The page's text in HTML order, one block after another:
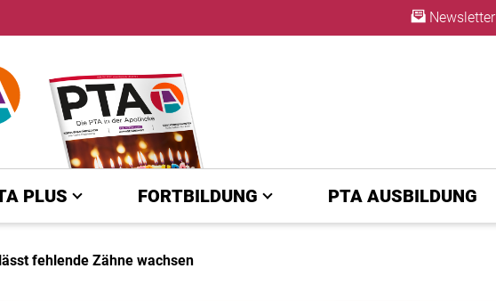
Newsletter
PLUS FORTBILDUNG PTA AUSBILDUNG
fehlende Zähne wachsen